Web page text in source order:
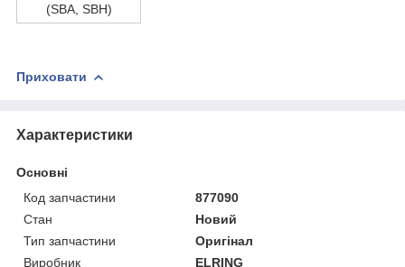
(SBA, SBH)
Приховати
Характеристики
Основні
Код запчастини
877090
Стан
Новий
Тип запчастини
Оригінал
Виробник
ELRING